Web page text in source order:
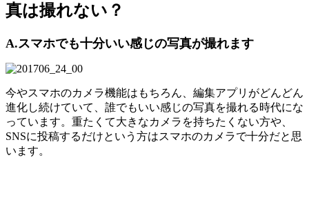
真は撮れない？
A.スマホでも十分いい感じの写真が撮れます
今やスマホのカメラ機能はもちろん、編集アプリがどんどん
進化し続けていて、誰でもいい感じの写真を撮れる時代にな
っています。重たくて大きなカメラを持ちたくない方や、
SNSに投稿するだけという方はスマホのカメラで十分だと思
います。